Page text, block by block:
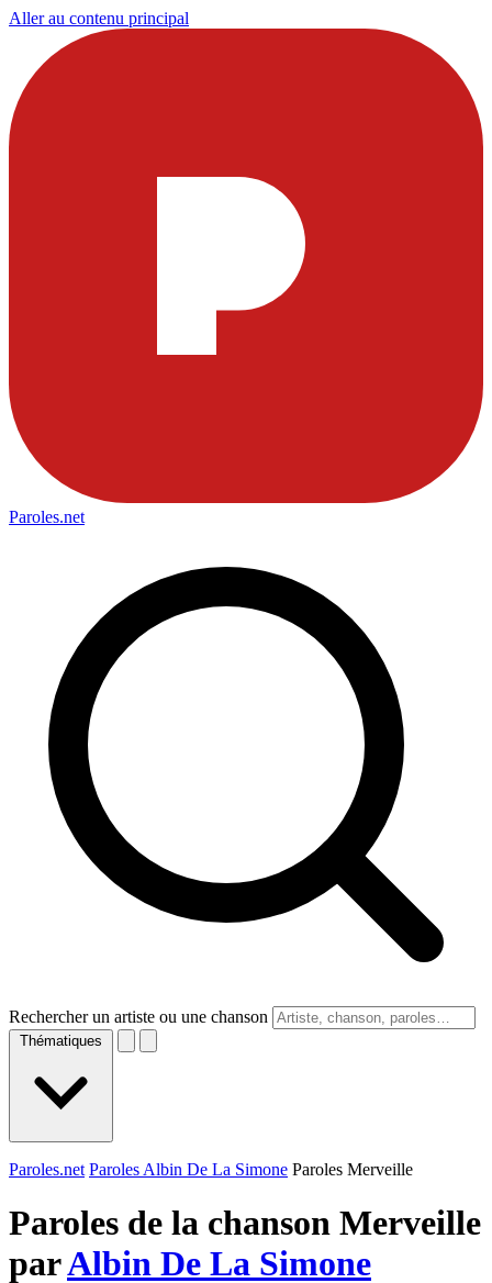
Aller au contenu principal
Paroles.net
Rechercher un artiste ou une chanson
Thématiques
Paroles.net Paroles Albin De La Simone Paroles Merveille
Paroles de la chanson Merveille
parAlbin De La Simone